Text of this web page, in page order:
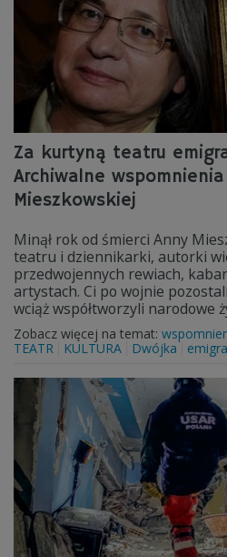
Za kurtyną teatru
Archiwalne
Mieszkowskiej
Minął rok od śmierci Anny
teatru i dziennikarki, autorki
przedwojennych rewiach,
artystach. Ci po wojnie
wciąż współtworzyli narodowe
Zobacz więcej na temat:
TEATR
KULTURA Dwójka